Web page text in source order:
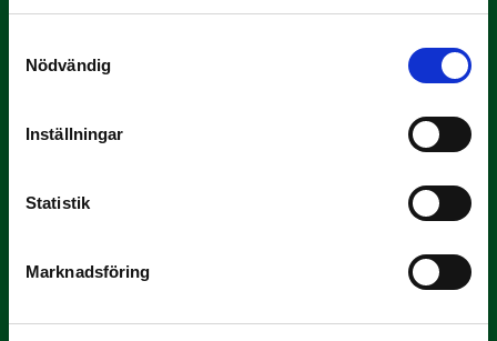
Nödvändig
Inställningar
Statistik
Marknadsföring
3 JULI